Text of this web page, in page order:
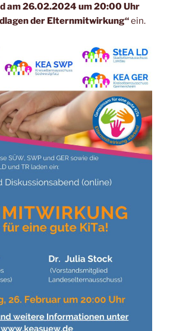
am 26.02.2024 um 20:00 Uhr
der Elternmitwirkung“ein.